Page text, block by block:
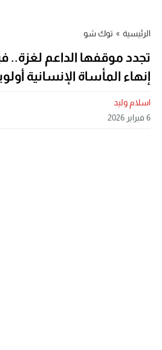
الرئيسية » توك شو
تجدد موقفها الداعم
إنهاء المأساة الإنسانية
اسلام وليد
6 فبراير 2026